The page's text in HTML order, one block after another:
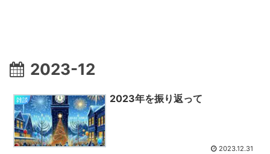
2023-12
雑談 2023年を振り返って
2023.12.31